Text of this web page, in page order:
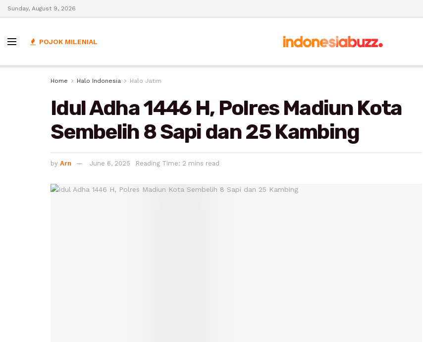
Sunday, August 9, 2026
POJOK MILENIAL
Home Halo Indonesia Halo Jatim
Idul Adha 1446 H, Polres Madiun Kota
Sembelih 8 Sapi dan 25 Kambing
by Arn June 6, 2025 Reading Time: 2 mins read